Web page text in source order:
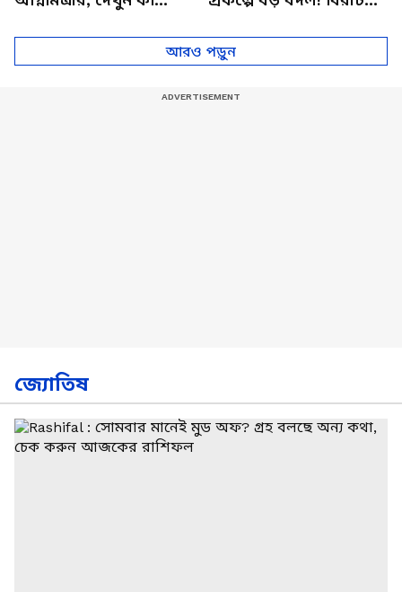
কী বললেন?
আরও পড়ুন
জ্যোতিষ